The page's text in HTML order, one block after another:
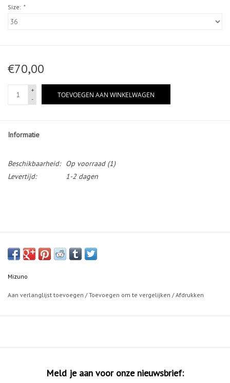
Size: *
€70,00
+
-
TOEVOEGEN AAN WINKELWAGEN
Informatie
Beschikbaarheid: Op voorraad(1)
Levertijd:
1-2 dagen
Mizuno
Aan verlanglijst toevoegen /Toevoegen om te vergelijken /Afdrukken
Meld je aan voor onze nieuwsbrief: